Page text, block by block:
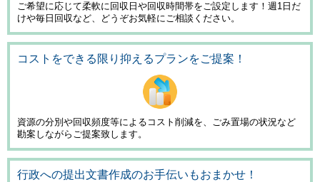
ご希望に応じて柔軟に回収日や回収時間帯をご設定します！週1日だ
けや毎日回収など、どうぞお気軽にご相談ください。
コストをできる限り抑えるプランをご提案！
資源の分別や回収頻度等によるコスト削減を、ごみ置場の状況など
勘案しながらご提案致します。
行政への提出文書作成のお手伝いもおまかせ！